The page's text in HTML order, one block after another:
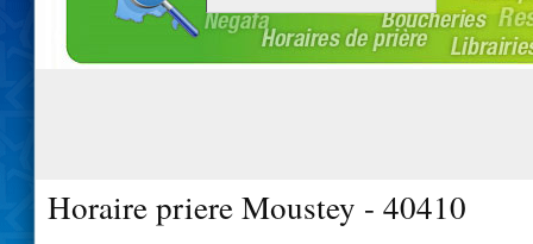
Horaire priere Moustey - 40410